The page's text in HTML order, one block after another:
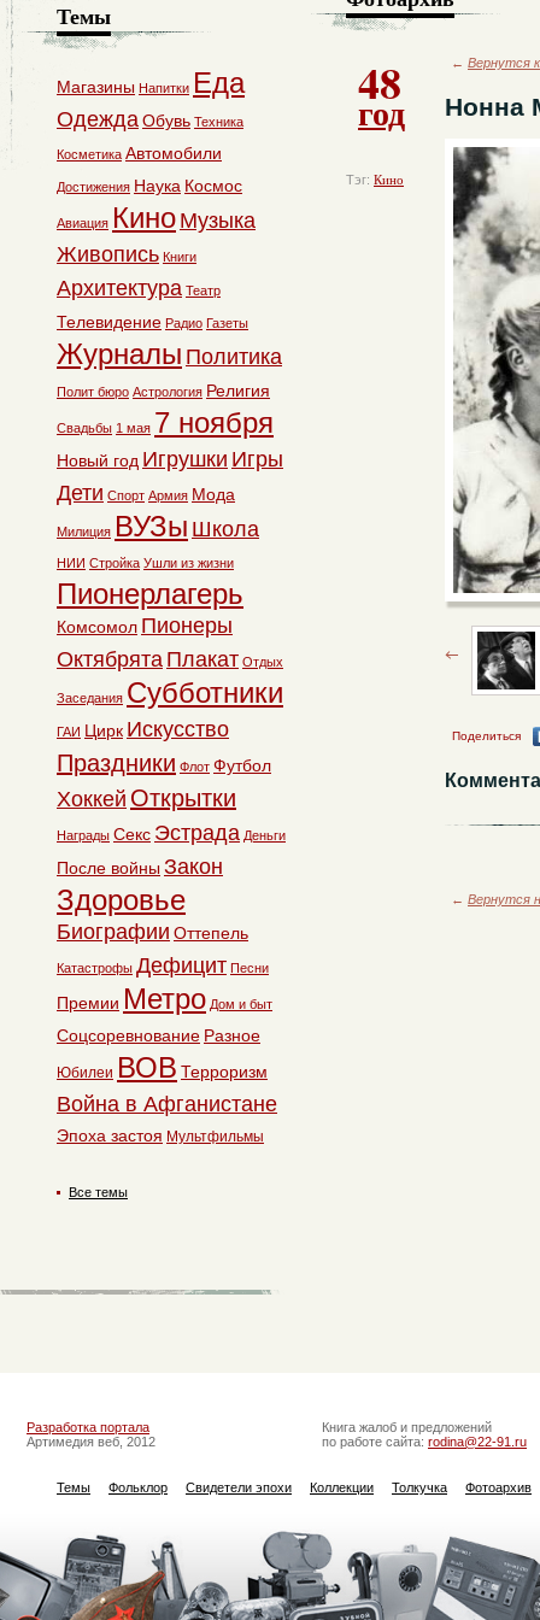
48
год
Тэг: Кино
← Вернутся
Нонна
Поделиться
← Вернутся
Темы
Магазины Напитки Еда
ОдеждаОбувь Техника
Косметика Автомобили
Достижения Наука Космос
Авиация Кино Музыка
Живопись Книги
Архитектура Театр
Телевидение Радио Газеты
Журналы Политика
Полит бюро Астрология Религия
Свадьбы 1 мая 7 ноября
Новый год Игрушки Игры
Дети Спорт Армия Мода
Милиция ВУЗы Школа
НИИ Стройка Ушли из жизни
Пионерлагерь
Комсомол Пионеры
Октябрята Плакат Отдых
Заседания Субботники
ГАИ Цирк Искусство
Праздники Флот Футбол
Хоккей Открытки
Награды Секс Эстрада Деньги
После войны Закон
Здоровье
Биографии Оттепель
Катастрофы Дефицит Песни
Премии Метро Дом и быт
Соцсоревнование Разное
Юбилеи ВОВ Терроризм
Война в Афганистане
Эпоха застоя Мультфильмы
Все темы
Разработка портала
Артимедия веб, 2012
Книга жалоб и предложений
по работе сайта: rodina@22-91.ru
Темы Фольклор Свидетели эпохи Коллекции Толкучка Фотоархив